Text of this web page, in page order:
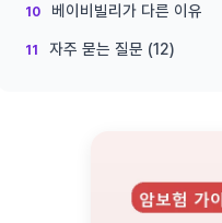
베이비빌리가 다른 이유
자주 묻는 질문 (12)